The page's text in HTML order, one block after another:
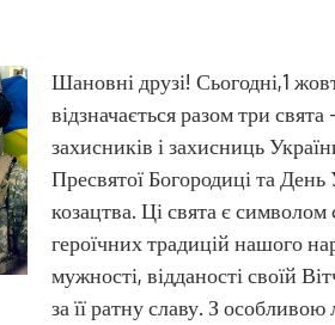
Шановні друзі! Сьогодні,1
відзначається разом три
захисників і захисниць
Пресвятої Богородиці та День
козацтва. Ці свята є символом
героїчних традицій нашого
мужності, відданості своїй
за її ратну славу. З